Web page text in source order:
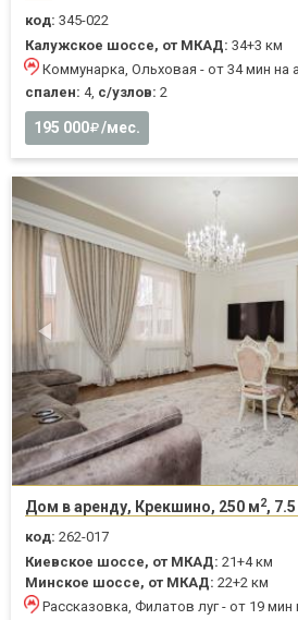
код: 345-022
Калужское шоссе, от МКАД: 34+3 км
Коммунарка, Ольховая - от 34 мин на
спален: 4, с/узлов: 2
195 000 /мес.
Дом в аренду, Крекшино, 250 м2,
код: 262-017
Киевское шоссе, от МКАД: 21+4 км
Минское шоссе, от МКАД: 22+2 км
Рассказовка, Филатов луг - от 19 мин